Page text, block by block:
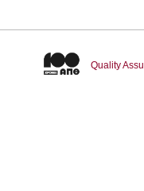
Quality